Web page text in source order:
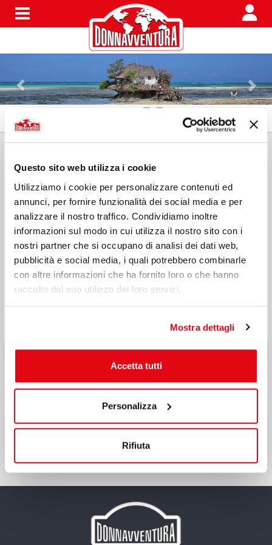
Questo sito web utilizza i cookie
Utilizziamo i cookie per personalizzare contenuti ed
annunci, per fornire funzionalità dei social media e per
analizzare il nostro traffico. Condividiamo inoltre
informazioni sul modo in cui utilizza il nostro sito con i
nostri partner che si occupano di analisi dei dati web,
pubblicità e social media, i quali potrebbero combinarle
con altre informazioni che ha fornito loro o che hanno
raccolto dal suo utilizzo dei loro servizi.
Mostra dettagli
Accetta tutti
Personalizza
Rifiuta
Menu
FES HERITAGE BOUTIQUE HOTEL- Angle Rue Douh
Hotel comodo appena fuori dalla medina di Fes,
personale cordiale e gentile, caldo.
Cena particolare con zuppa di verdure, un’insalata di
avocado,gamberi, mango e ananas dentro un ananas a
meta’.
Come secondo abbiamo mangiato un’ orata
accompagnata da delle verdure ripiene e delle patate
arrosto.
Colazione servita a tavola con elementi tipici
marocchini, non molto ricca ma abbastanza saziante.